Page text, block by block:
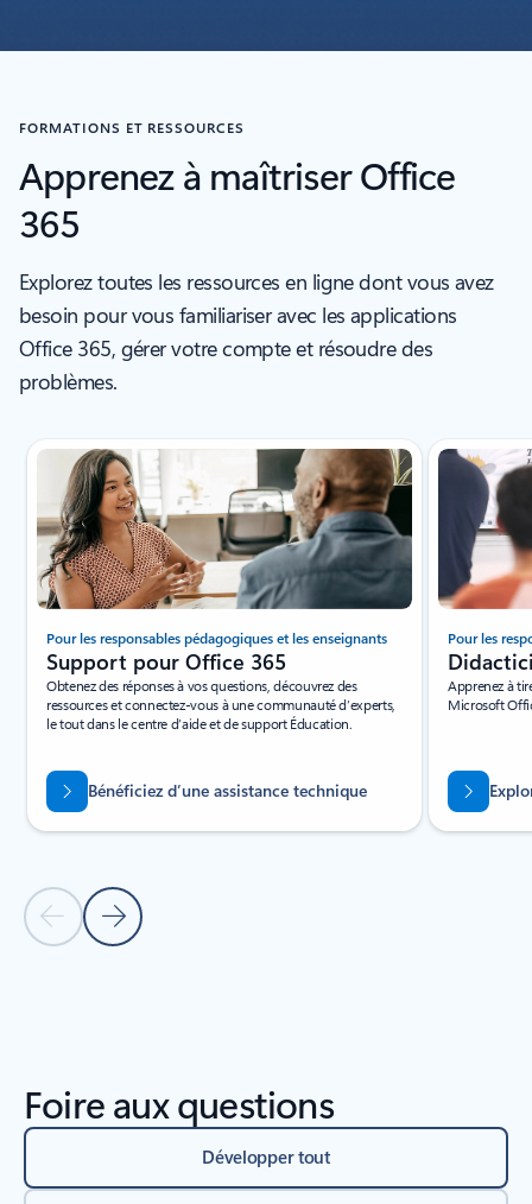
FORMATIONS ET RESSOURCES
Apprenez à maîtriser Office
365
Explorez toutes les ressources en ligne dont vous avez
besoin pour vous familiariser avec les applications
Office 365, gérer votre compte et résoudre des
problèmes.
Affichage de la diapositive 1 sur 5
Diapositive précédente
Diapositive suivante
Pour les responsables pédagogiques et les enseignants
Support pour Office 365
Obtenez des réponses à vos questions, découvrez des
ressources et connectez-vous à une communauté d’experts,
le tout dans le centre d’aide et de support Éducation.
Bénéficiez d’une assistance technique
Pour les
Apprenez à
Microsoft
Foire aux questions
Développer tout